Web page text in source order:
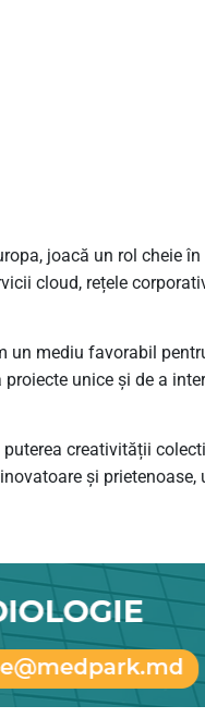
joacă un rol cheie
cloud, rețele
un mediu favorabil
unice și de a
creativității
și prietenoase,